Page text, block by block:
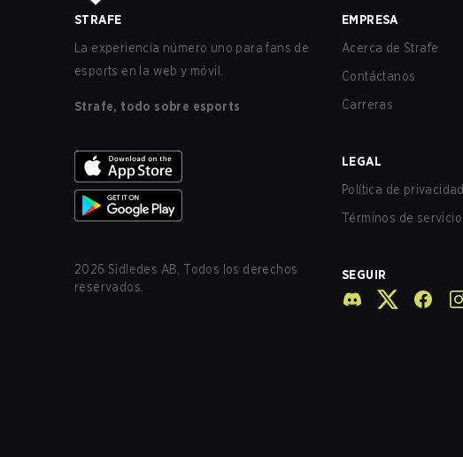
STRAFE
La experiencia número uno para fans de
esports en la web y móvil.
Strafe, todo sobre esports
2026 Sidledes AB. Todos los derechos
reservados.
EMPRESA
Acerca de Strafe
Contáctanos
Carreras
LEGAL
Política de privacidad
Términos de servicio
SEGUIR